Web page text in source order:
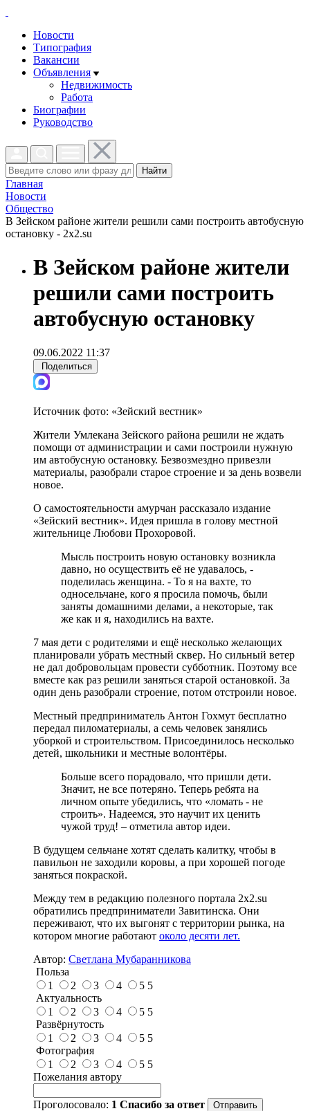
Новости
Типография
Вакансии
Объявления
Недвижимость
Работа
Биографии
Руководство
Найти
Главная
Новости
Общество
В Зейском районе жители решили сами построить автобусную
остановку - 2x2.su
В Зейском районе жители
решили сами построить
автобусную остановку
09.06.2022 11:37
Поделиться
Источник фото: «Зейский вестник»
Жители Умлекана Зейского района решили не ждать
помощи от администрации и сами построили нужную
им автобусную остановку. Безвозмездно привезли
материалы, разобрали старое строение и за день возвели
новое.
О самостоятельности амурчан рассказало издание
«Зейский вестник». Идея пришла в голову местной
жительнице Любови Прохоровой.
Мысль построить новую остановку возникла
давно, но осуществить её не удавалось, -
поделилась женщина. - То я на вахте, то
односельчане, кого я просила помочь, были
заняты домашними делами, а некоторые, так
же как и я, находились на вахте.
7 мая дети с родителями и ещё несколько желающих
планировали убрать местный сквер. Но сильный ветер
не дал добровольцам провести субботник. Поэтому все
вместе как раз решили заняться старой остановкой. За
один день разобрали строение, потом отстроили новое.
Местный предприниматель Антон Гохмут бесплатно
передал пиломатериалы, а семь человек занялись
уборкой и строительством. Присоединилось несколько
детей, школьники и местные волонтёры.
Больше всего порадовало, что пришли дети.
Значит, не все потеряно. Теперь ребята на
личном опыте убедились, что «ломать - не
строить». Надеемся, это научит их ценить
чужой труд! – отметила автор идеи.
В будущем сельчане хотят сделать калитку, чтобы в
павильон не заходили коровы, а при хорошей погоде
заняться покраской.
Между тем в редакцию полезного портала 2x2.su
обратились предприниматели Завитинска. Они
переживают, что их выгонят с территории рынка, на
котором многие работают около десяти лет.
Автор: Светлана Мубаранникова
Польза
1
2 3 4 5 5
Актуальность
1
2 3 4 5 5
Развёрнутость
1
2 3 4 5 5
Фотография
1
2 3 4 5 5
Пожелания автору
Проголосовало: 1 Спасибо за ответ